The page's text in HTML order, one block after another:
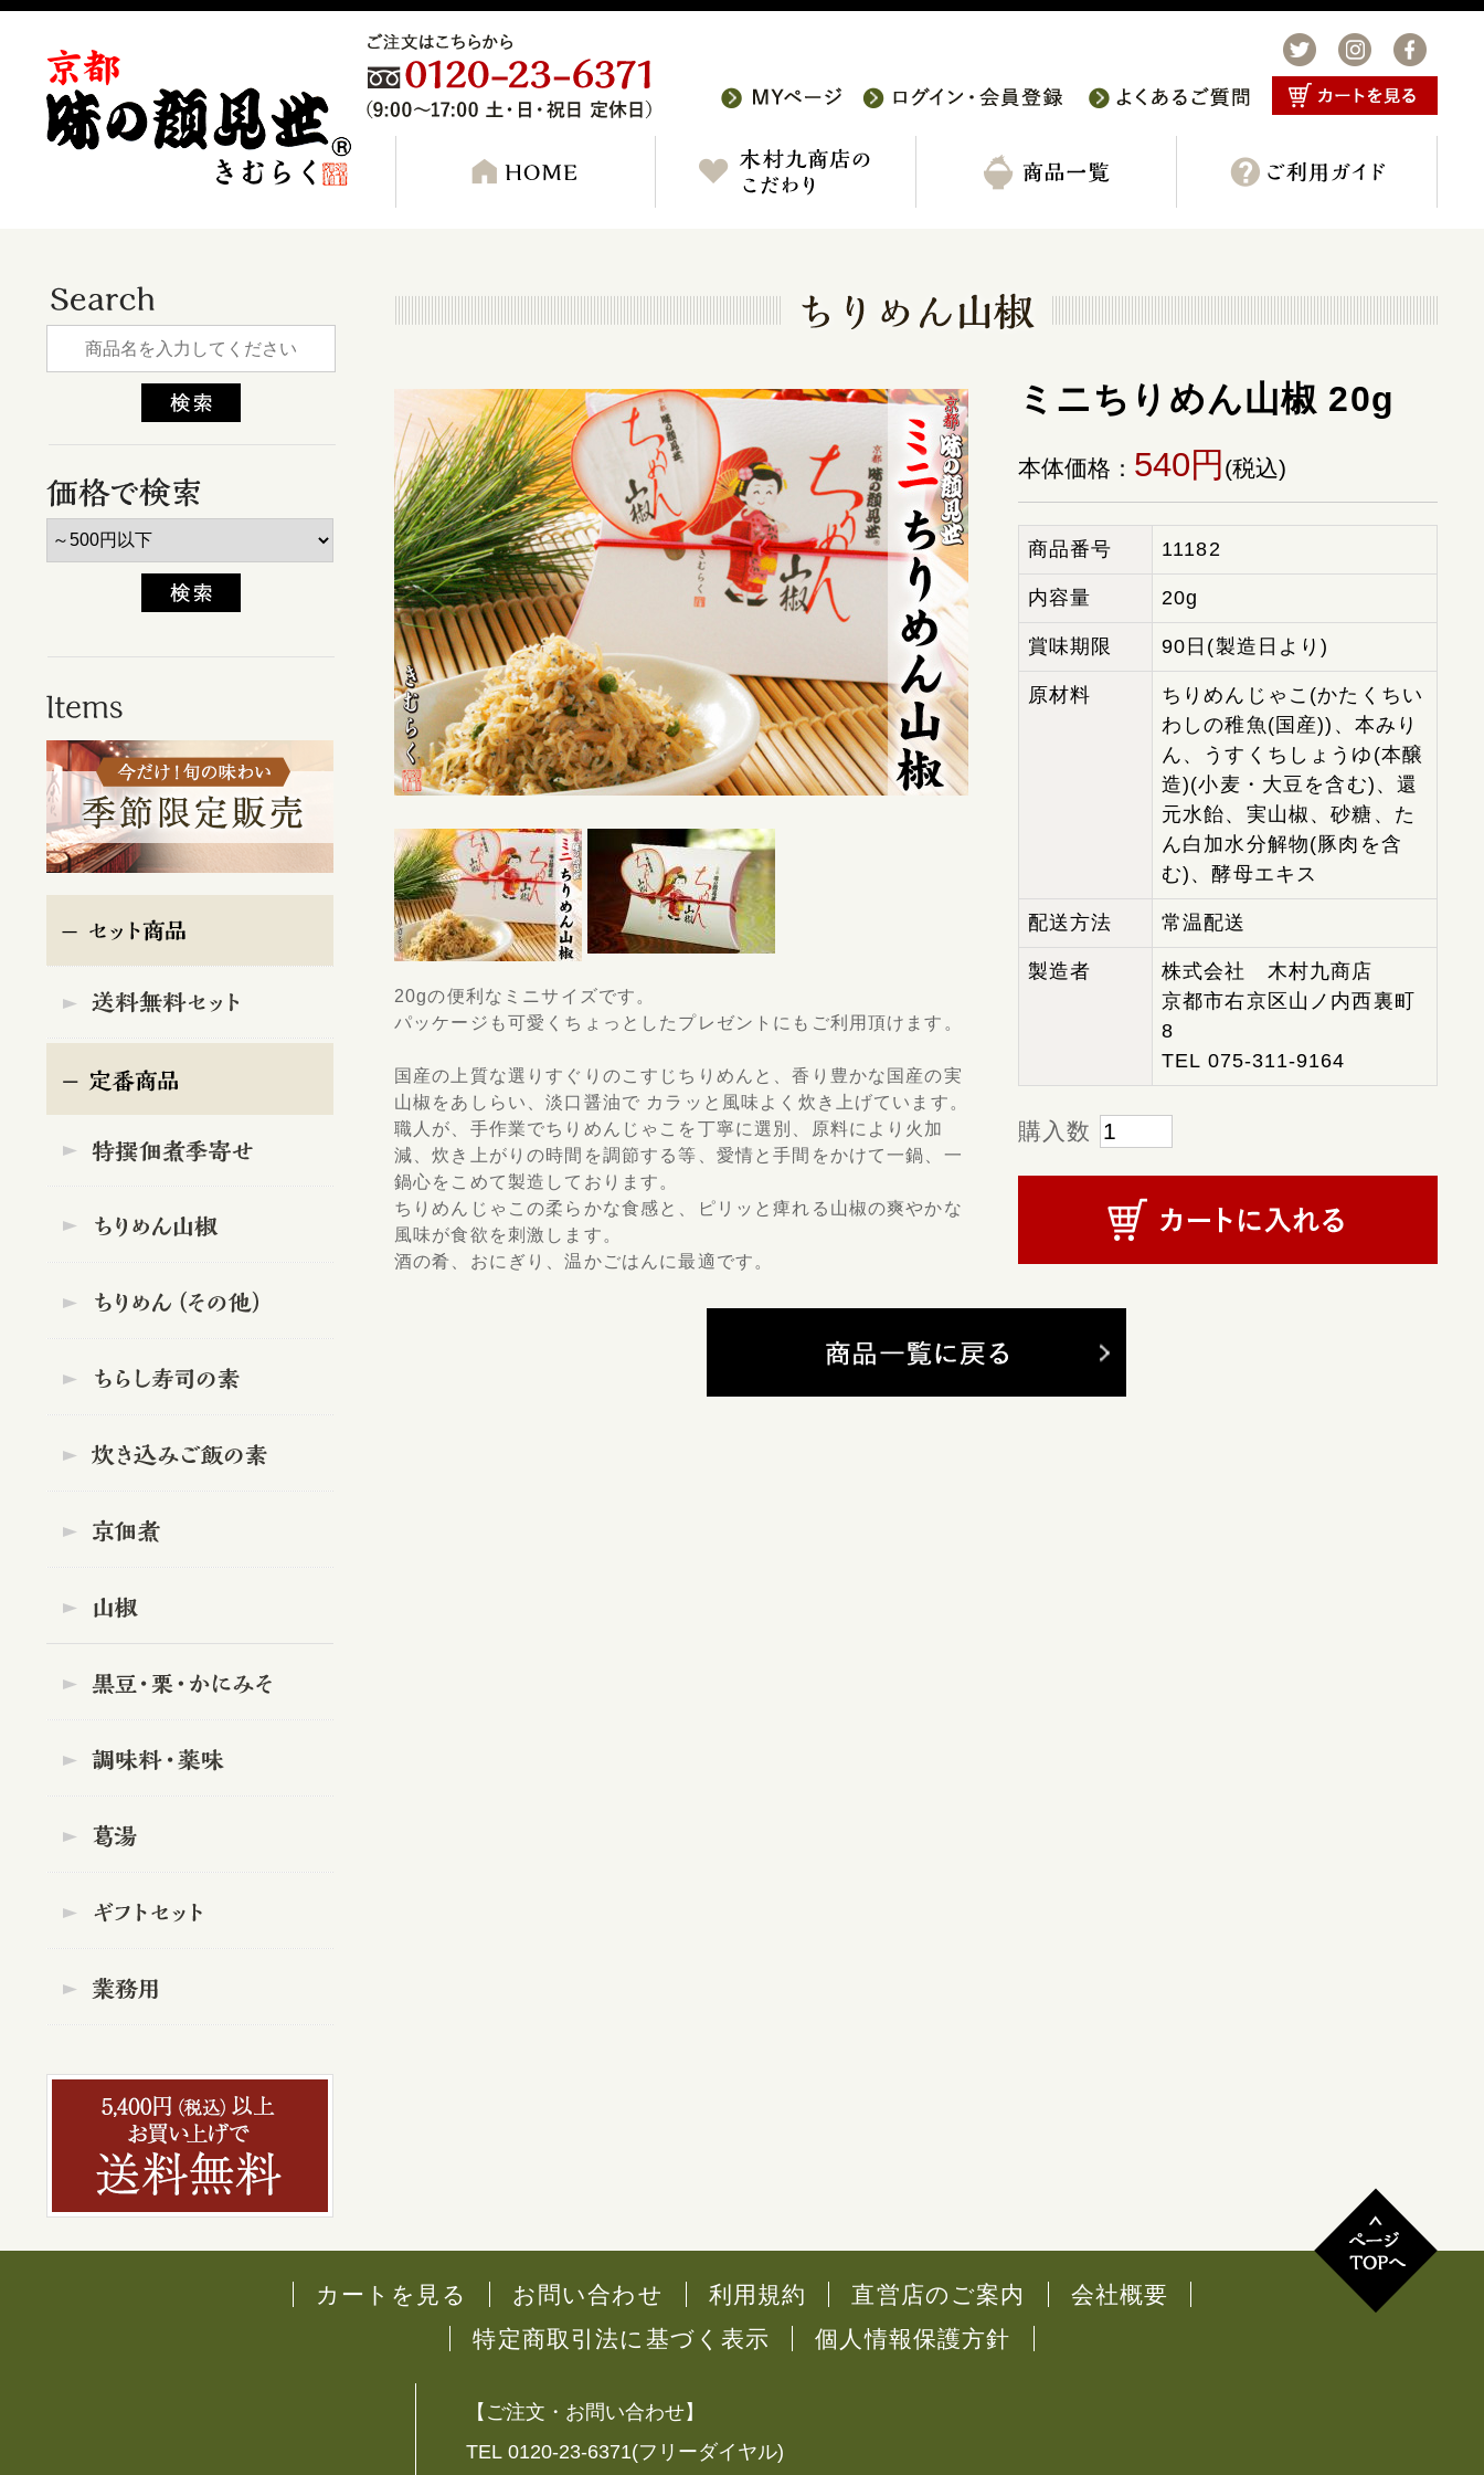
20gの便利なミニサイズです。
パッケージも可愛くちょっとしたプレゼントにもご利用頂けます。
国産の上質な選りすぐりのこすじちりめんと、香り豊かな国産の実
山椒をあしらい、淡口醤油で カラッと風味よく炊き上げています。
職人が、手作業でちりめんじゃこを丁寧に選別、原料により火加
減、炊き上がりの時間を調節する等、愛情と手間をかけて一鍋、一
鍋心をこめて製造しております。
ちりめんじゃこの柔らかな食感と、ピリッと痺れる山椒の爽やかな
風味が食欲を刺激します。
酒の肴、おにぎり、温かごはんに最適です。
ミニちりめん山椒 20g
本体価格： 540円 (税込)
商品番号 11182
内容量 20g
賞味期限 90日(製造日より)
原材料
ちりめんじゃこ(かたくちい
わしの稚魚(国産))、本みり
ん、うすくちしょうゆ(本醸
造)(小麦・大豆を含む)、還
元水飴、実山椒、砂糖、た
ん白加水分解物(豚肉を含
む)、酵母エキス
配送方法 常温配送
製造者
株式会社 木村九商店
京都市右京区山ノ内西裏町
8
TEL 075-311-9164
購入数
カートを見る お問い合わせ 利用規約 直営店のご案内
会社概要
特定商取引法に基づく表示
個人情報保護方針
【ご注文・お問い合わせ】
TEL 0120-23-6371(フリーダイヤル)